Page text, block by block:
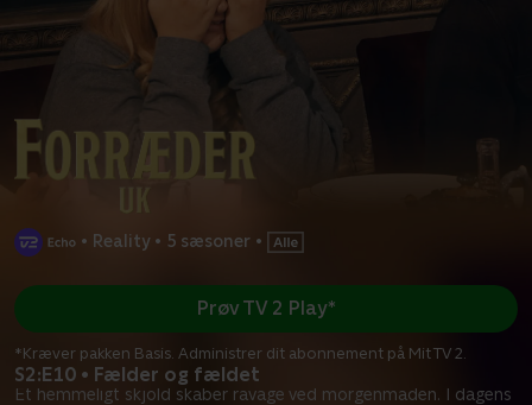
• Reality • 5 sæsoner •
S2:E10 • Fælder og fældet
Et hemmeligt skjold skaber ravage ved morgenmaden. I dagens
Prøv TV 2 Play*
*Kræver pakken Basis. Administrer dit abonnement på Mit TV 2.